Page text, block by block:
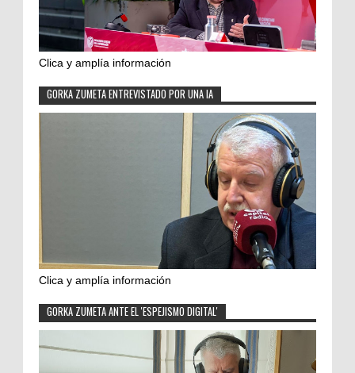
Clica y amplía información
GORKA ZUMETA ENTREVISTADO POR UNA IA
Clica y amplía información
GORKA ZUMETA ANTE EL 'ESPEJISMO DIGITAL'